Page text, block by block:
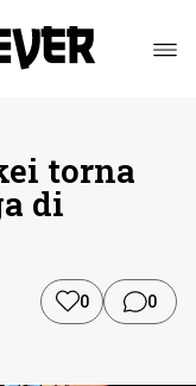
torna
di
0 0